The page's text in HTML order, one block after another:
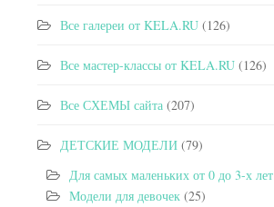
Все галереи от KELA.RU (126)
Все мастер-классы от KELA.RU (126)
Все СХЕМЫ сайта (207)
ДЕТСКИЕ МОДЕЛИ (79)
Для самых маленьких от 0 до 3-х лет
Модели для девочек (25)